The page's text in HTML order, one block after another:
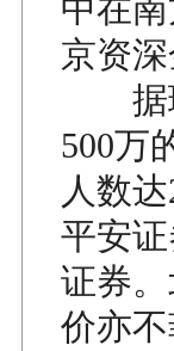
中在
京资
据理
500万
人数
平安
证券
价亦